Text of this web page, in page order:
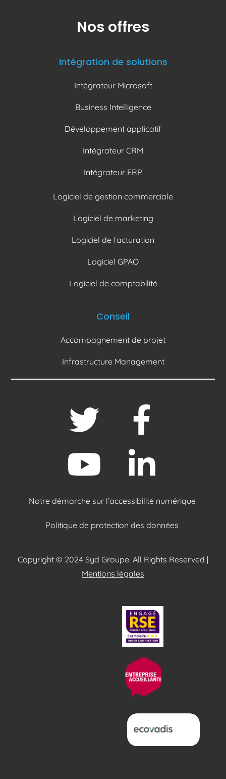
Nos offres
Intégration de solutions
Intégrateur Microsoft
Business Intelligence
Développement applicatif
Intégrateur CRM
Intégrateur ERP
Logiciel de gestion commerciale
Logiciel de marketing
Logiciel de facturation
Logiciel GPAO
Logiciel de comptabilité
Conseil
Accompagnement de projet
Infrastructure Management
Notre démarche sur l’accessibilité numérique
Politique de protection des données
Copyright © 2024 Syd Groupe. All Rights Reserved |
Mentions légales